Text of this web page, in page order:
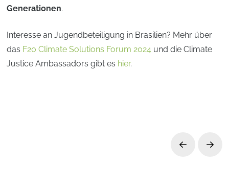
Generationen.
Interesse an Jugendbeteiligung in Brasilien? Mehr über
das F20 Climate Solutions Forum 2024 und die Climate
Justice Ambassadors gibt es hier.
Prev Next